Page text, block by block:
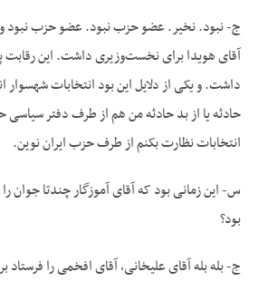
ج- نبود. نخیر. عضو حزب نبود. عضو حزب نبود و
آقای هویدا برای نخست‌وزیر‌ی داشت. این رقابت
داشت. و یکی از دلایل این بود انتخابات
حادثه یا از بد حادثه من هم از طرف دفتر
انتخابات نظارت بکنم از طرف حزب ایران نوین.
س- این زمانی بود که آقای آموزگار چندتا جوان
بود؟
ج- بله بله آقای علیخانی، آقای افخمی را